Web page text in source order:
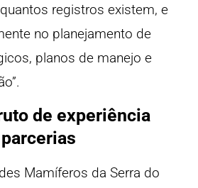
registros existem, e
no planejamento de
planos de manejo e
de experiência
Mamíferos da Serra do